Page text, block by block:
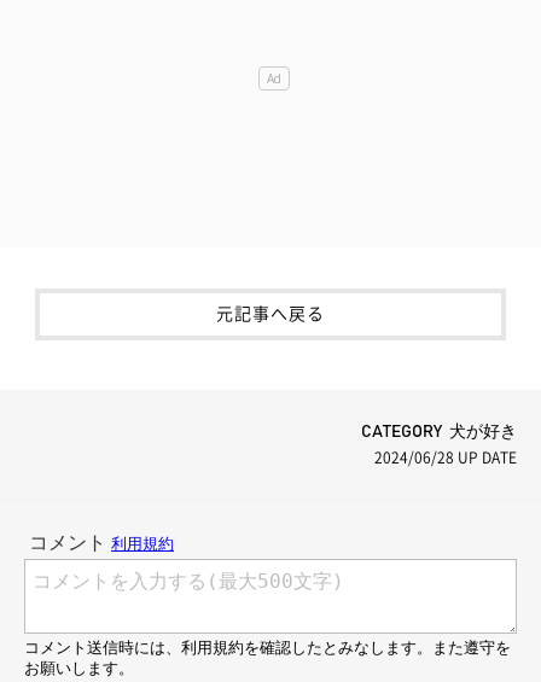
元記事へ戻る
CATEGORY 犬が好き
2024/06/28 UP DATE